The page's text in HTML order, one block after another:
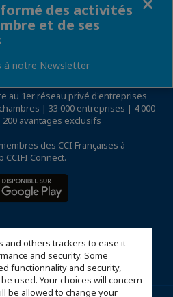
and others trackers to ease it
and security. Some
functionnality and security,
used. Your choices will concern
be allowed to change your
Connect
au 1er réseau privé d'entreprises
| 33 000 entreprises | 4 000
avantages exclusifs
des CCI Françaises à
CCIFI Connect.
des activités
et de ses
à notre Newsletter